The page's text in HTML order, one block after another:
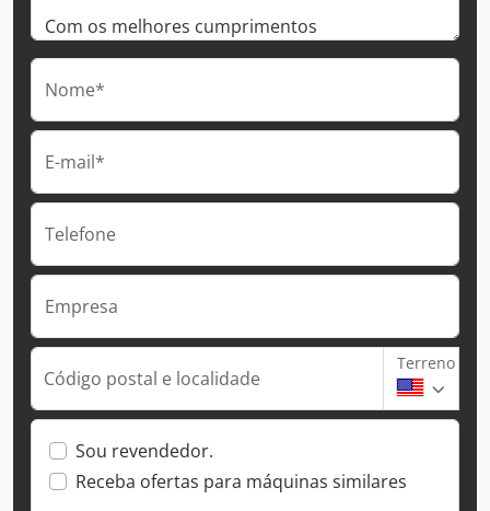
Nome*
E-mail*
Telefone
Empresa
Código postal e localidade
Terreno
Sou revendedor.
Receba ofertas para máquinas similares